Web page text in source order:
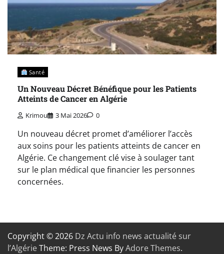
Santé
Un Nouveau Décret Bénéfique pour les Patients
Atteints de Cancer en Algérie
Krimou 3 Mai 2026 0
Un nouveau décret promet d’améliorer l’accès
aux soins pour les patients atteints de cancer en
Algérie. Ce changement clé vise à soulager tant
sur le plan médical que financier les personnes
concernées.
Copyright © 2026 Dz Actu info news actualité sur
l’AlgérieTheme: Press News ByAdore Themes.